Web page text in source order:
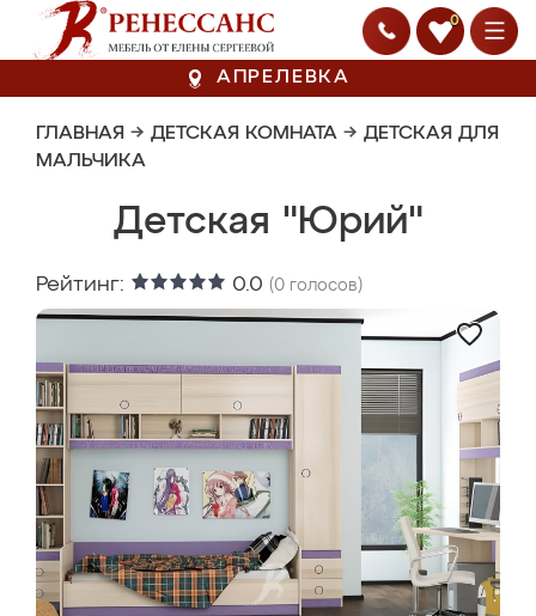
0
АПРЕЛЕВКА
ГЛАВНАЯ → ДЕТСКАЯ КОМНАТА → ДЕТСКАЯ ДЛЯ
МАЛЬЧИКА
Детская "Юрий"
Рейтинг: 0.0 (0 голосов)